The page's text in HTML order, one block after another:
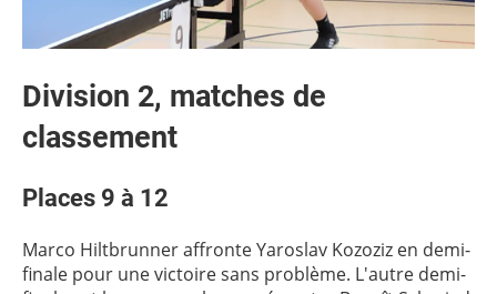
Division 2, matches de
classement
Places 9 à 12
Marco Hiltbrunner affronte Yaroslav Kozoziz en demi-
finale pour une victoire sans problème. L'autre demi-